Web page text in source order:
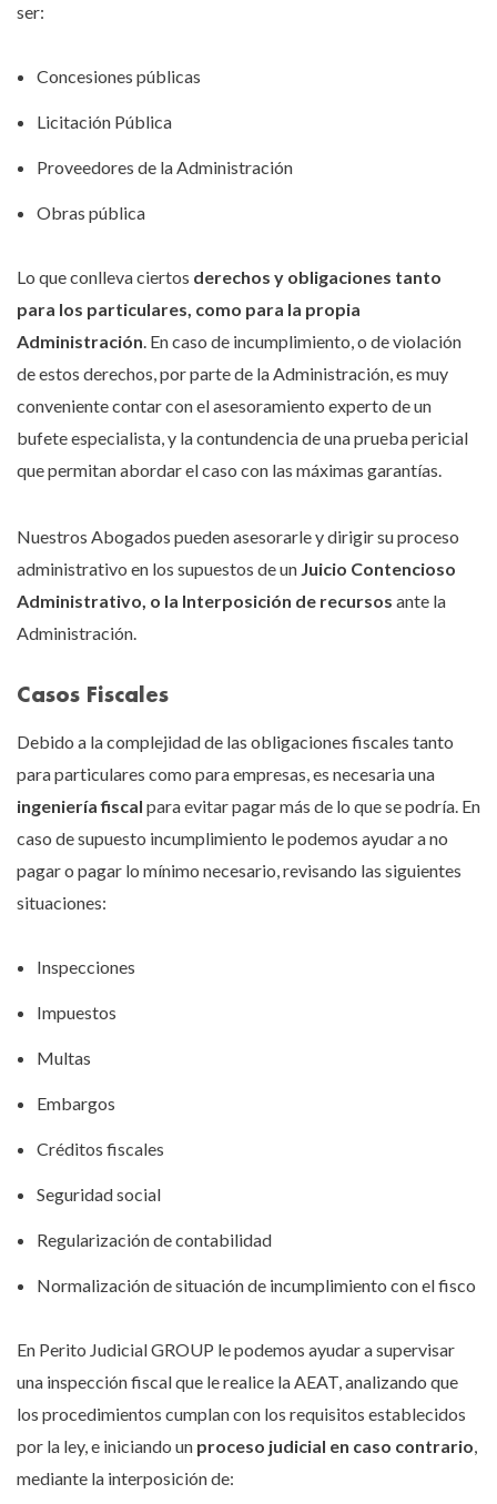
ser:
Concesiones públicas
Licitación Pública
Proveedores de la Administración
Obras pública
Lo que conlleva ciertos derechos y obligaciones tanto
para los particulares, como para la propia
Administración. En caso de incumplimiento, o de violación
de estos derechos, por parte de la Administración, es muy
conveniente contar con el asesoramiento experto de un
bufete especialista, y la contundencia de una prueba pericial
que permitan abordar el caso con las máximas garantías.
Nuestros Abogados pueden asesorarle y dirigir su proceso
administrativo en los supuestos de un Juicio Contencioso
Administrativo, o la Interposición de recursos ante la
Administración.
Casos Fiscales
Debido a la complejidad de las obligaciones fiscales tanto
para particulares como para empresas, es necesaria una
ingeniería fiscal para evitar pagar más de lo que se podría. En
caso de supuesto incumplimiento le podemos ayudar a no
pagar o pagar lo mínimo necesario, revisando las siguientes
situaciones:
Inspecciones
Impuestos
Multas
Embargos
Créditos fiscales
Seguridad social
Regularización de contabilidad
Normalización de situación de incumplimiento con el fisco
En Perito Judicial GROUP le podemos ayudar a supervisar
una inspección fiscal que le realice la AEAT, analizando que
los procedimientos cumplan con los requisitos establecidos
por la ley, e iniciando un proceso judicial en caso contrario,
mediante la interposición de: